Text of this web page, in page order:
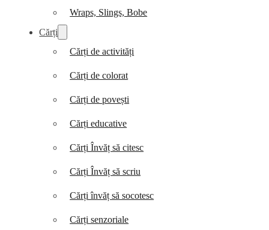
Wraps, Slings, Bobe
Cărți
Cărți de activități
Cărți de colorat
Cărți de povești
Cărți educative
Cărți Învăț să citesc
Cărți Învăț să scriu
Cărți învăț să socotesc
Cărți senzoriale